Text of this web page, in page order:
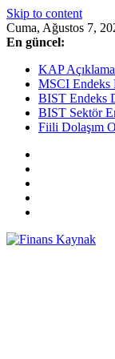
Skip to content
Cuma, Ağustos 7,
En güncel:
KAP
MSCI Endeks
BIST Endeks
BIST Sektör
Fiili Dolaşım